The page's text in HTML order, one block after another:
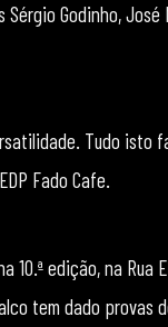
Godinho,
Tudo
Fado Cafe.
10.ª edição, na
tem dado provas